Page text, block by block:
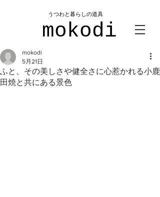
mokodi
​うつわと暮らしの道具
ふと、その美しさや健全さに心惹かれる小鹿
田焼と共にある景色
mokodi
5月21日